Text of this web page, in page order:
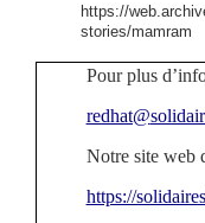
https://
stories/mamram
Pour plus
redhat@
Notre site web
https://